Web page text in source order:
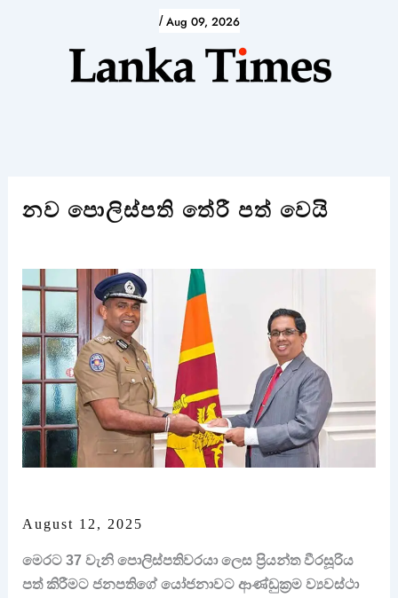
/ Aug 09, 2026
නව පොලිස්පති තේරී පත් වෙයි
August 12, 2025
මෙරට 37 වැනි පොලිස්පතිවරයා ලෙස ප්‍රියන්ත වීරසූරිය
පත් කිරීමට ජනපතිගේ යෝජනාවට ආණ්ඩුක්‍රම ව්‍යවස්ථා